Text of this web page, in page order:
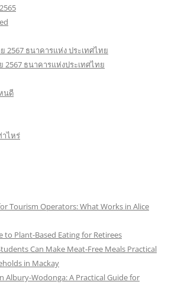
2567 ธนาคารแห่ง ประเทศไทย
2567 ธนาคารแห่งประเทศไทย
นดี
าไหร่
Tourism Operators: What Works in Alice
to Plant-Based Eating for Retirees
Can Make Meat-Free Meals Practical
in Mackay
Albury-Wodonga: A Practical Guide for